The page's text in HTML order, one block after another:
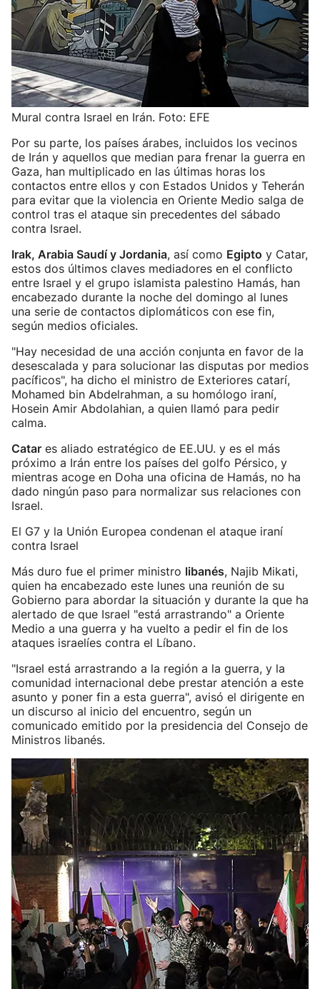
Mural contra Israel en Irán. Foto: EFE
Por su parte, los países árabes, incluidos los vecinos
de Irán y aquellos que median para frenar la guerra en
Gaza, han multiplicado en las últimas horas los
contactos entre ellos y con Estados Unidos y Teherán
para evitar que la violencia en Oriente Medio salga de
control tras el ataque sin precedentes del sábado
contra Israel.
Irak, Arabia Saudí y Jordania, así como Egipto y Catar,
estos dos últimos claves mediadores en el conflicto
entre Israel y el grupo islamista palestino Hamás, han
encabezado durante la noche del domingo al lunes
una serie de contactos diplomáticos con ese fin,
según medios oficiales.
"Hay necesidad de una acción conjunta en favor de la
desescalada y para solucionar las disputas por medios
pacíficos", ha dicho el ministro de Exteriores catarí,
Mohamed bin Abdelrahman, a su homólogo iraní,
Hosein Amir Abdolahian, a quien llamó para pedir
calma.
Catar es aliado estratégico de EE.UU. y es el más
próximo a Irán entre los países del golfo Pérsico, y
mientras acoge en Doha una oficina de Hamás, no ha
dado ningún paso para normalizar sus relaciones con
Israel.
El G7 y la Unión Europea condenan el ataque iraní
contra Israel
Más duro fue el primer ministro libanés, Najib Mikati,
quien ha encabezado este lunes una reunión de su
Gobierno para abordar la situación y durante la que ha
alertado de que Israel "está arrastrando" a Oriente
Medio a una guerra y ha vuelto a pedir el fin de los
ataques israelíes contra el Líbano.
"Israel está arrastrando a la región a la guerra, y la
comunidad internacional debe prestar atención a este
asunto y poner fin a esta guerra", avisó el dirigente en
un discurso al inicio del encuentro, según un
comunicado emitido por la presidencia del Consejo de
Ministros libanés.